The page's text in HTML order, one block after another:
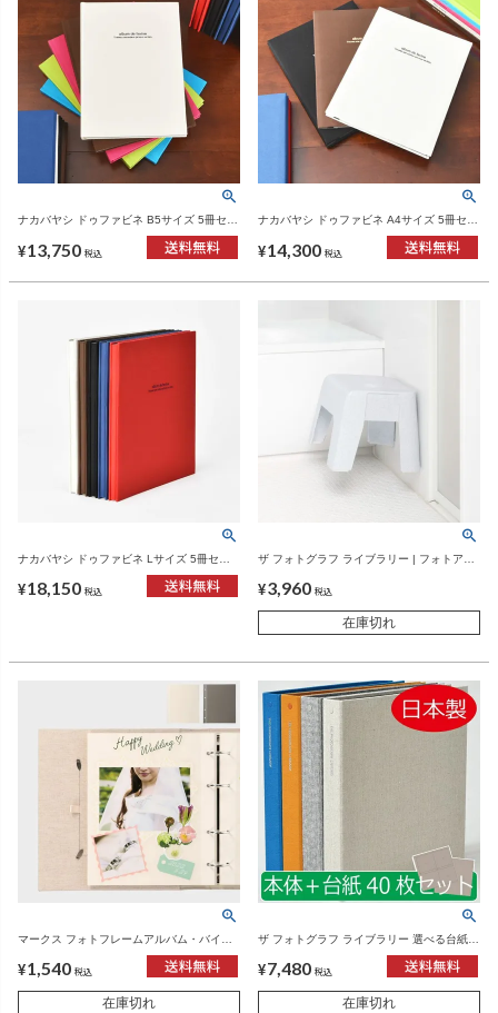
ナカバヤシ ドゥファビネ B5サイズ 5冊セッ
¥13,750 税込
ナカバヤシ ドゥファビネ A4サイズ 5冊セッ
¥14,300 税込
ナカバヤシ ドゥファビネ Lサイズ 5冊セッ
¥18,150 税込
ザ フォトグラフ ライブラリー | フォトアル
¥3,960 税込
在庫切れ
マークス フォトフレームアルバム・バイン
トフレームアルバム・アルバム
¥1,540 税込
在庫切れ
ザ フォトグラフ ライブラリー 選べる台紙
¥7,480 税込
在庫切れ